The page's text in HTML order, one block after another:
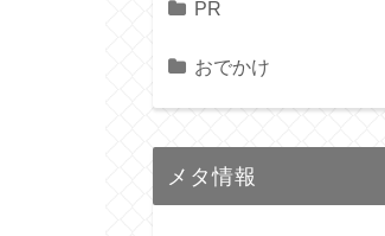
PR
おでかけ
メタ情報